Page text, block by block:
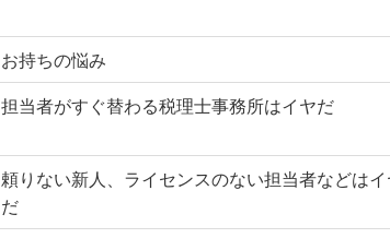
お持ちの悩み
担当者がすぐ替わる税理士事務所はイヤだ
頼りない新人、ライセンスのない担当者などは
だ